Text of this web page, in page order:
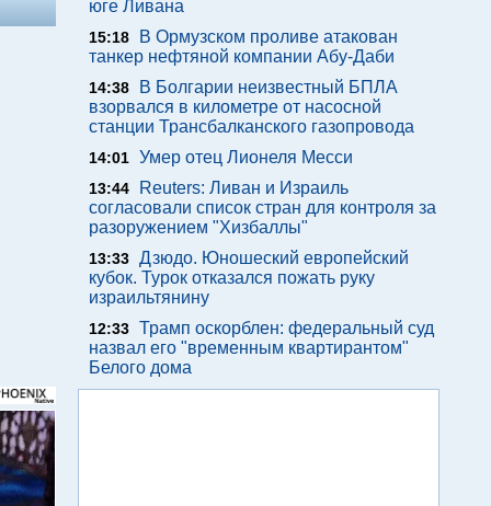
юге Ливана
15:18
В Ормузском проливе атакован
танкер нефтяной компании Абу-Даби
14:38
В Болгарии неизвестный БПЛА
взорвался в километре от насосной
станции Трансбалканского газопровода
14:01 Умер отец Лионеля Месси
13:44
Reuters: Ливан и Израиль
согласовали список стран для контроля за
разоружением "Хизбаллы"
13:33 Дзюдо. Юношеский европейский
кубок. Турок отказался пожать руку
израильтянину
12:33 Трамп оскорблен: федеральный суд
назвал его "временным квартирантом"
Белого дома